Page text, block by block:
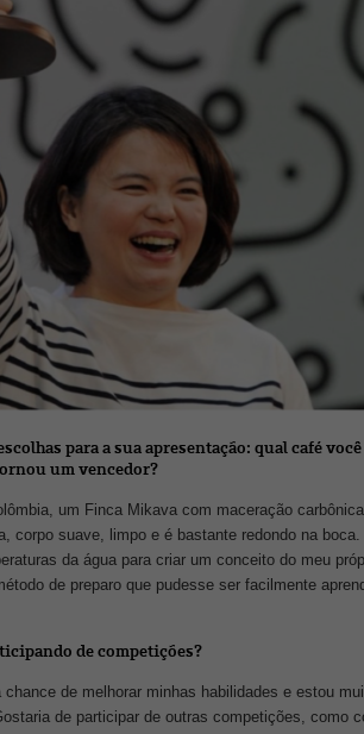
para a sua apresentação: qual café
um vencedor?
um Finca Mikava com maceração
corpo suave, limpo e é bastante redondo na
da água para criar um conceito do meu
de preparo que pudesse ser facilmente
de competições?
de melhorar minhas habilidades e estou
de participar de outras competições, como